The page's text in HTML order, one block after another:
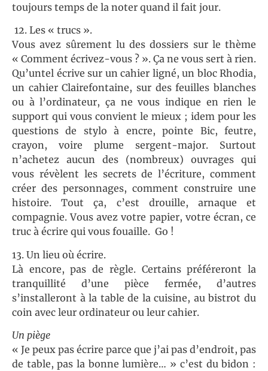
toujours temps de la noter quand il fait jour.
12. Les « trucs ».
Vous avez sûrement lu des dossiers sur le thème
« Comment écrivez-vous ? ». Ça ne vous sert à rien.
Qu’untel écrive sur un cahier ligné, un bloc Rhodia,
un cahier Clairefontaine, sur des feuilles blanches
ou à l’ordinateur, ça ne vous indique en rien le
support qui vous convient le mieux ; idem pour les
questions de stylo à encre, pointe Bic, feutre,
crayon, voire plume sergent-major. Surtout
n’achetez aucun des (nombreux) ouvrages qui
vous révèlent les secrets de l’écriture, comment
créer des personnages, comment construire une
histoire. Tout ça, c’est drouille, arnaque et
compagnie. Vous avez votre papier, votre écran, ce
truc à écrire qui vous fouaille. Go !
13. Un lieu où écrire.
Là encore, pas de règle. Certains préféreront la
tranquillité d’une pièce fermée, d’autres
s’installeront à la table de la cuisine, au bistrot du
coin avec leur ordinateur ou leur cahier.
Un piège
« Je peux pas écrire parce que j’ai pas d’endroit, pas
de table, pas la bonne lumière… » c’est du bidon :